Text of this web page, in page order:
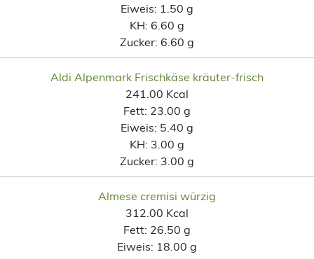
Eiweis: 1.50 g
KH: 6.60 g
Zucker: 6.60 g
Aldi Alpenmark Frischkäse kräuter-frisch
241.00 Kcal
Fett: 23.00 g
Eiweis: 5.40 g
KH: 3.00 g
Zucker: 3.00 g
Almese cremisi würzig
312.00 Kcal
Fett: 26.50 g
Eiweis: 18.00 g